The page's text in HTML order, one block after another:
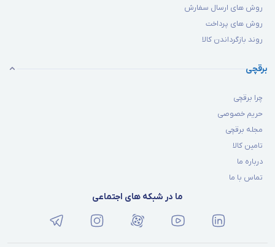
روش های ارسال سفارش
روش های پرداخت
روند بازگرداندن کالا
برقچی
چرا برقچی
حریم خصوصی
مجله برقچی
تامین کالا
درباره ما
تماس با ما
ما در شبکه های اجتماعی